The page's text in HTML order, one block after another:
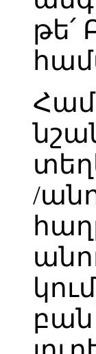
թե՛
Համ
/
բան